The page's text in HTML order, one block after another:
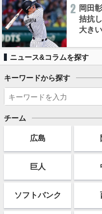
2 岡田
拮抗
大きい
ニュース&コラムを探す
キーワードから探す
チーム
広島
巨人
ソフトバンク